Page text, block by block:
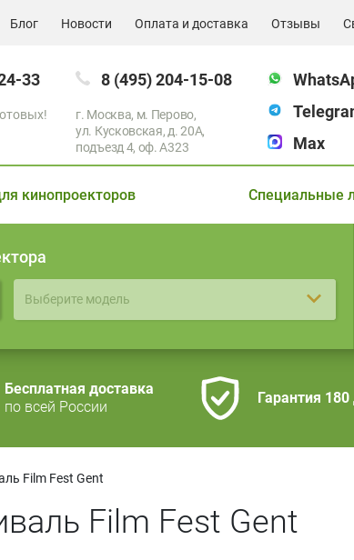
Блог Новости Оплата и доставка Отзывы
33 8 (495) 204-15-08
г. Москва, м. Перово,
ул. Кусковская, д. 20А,
подъезд 4, оф. A323
Max
кинопроекторов Специальные
Выберите модель
Бесплатная доставка
по всей России
Гарантия
Film Fest Gent
Film Fest Gent